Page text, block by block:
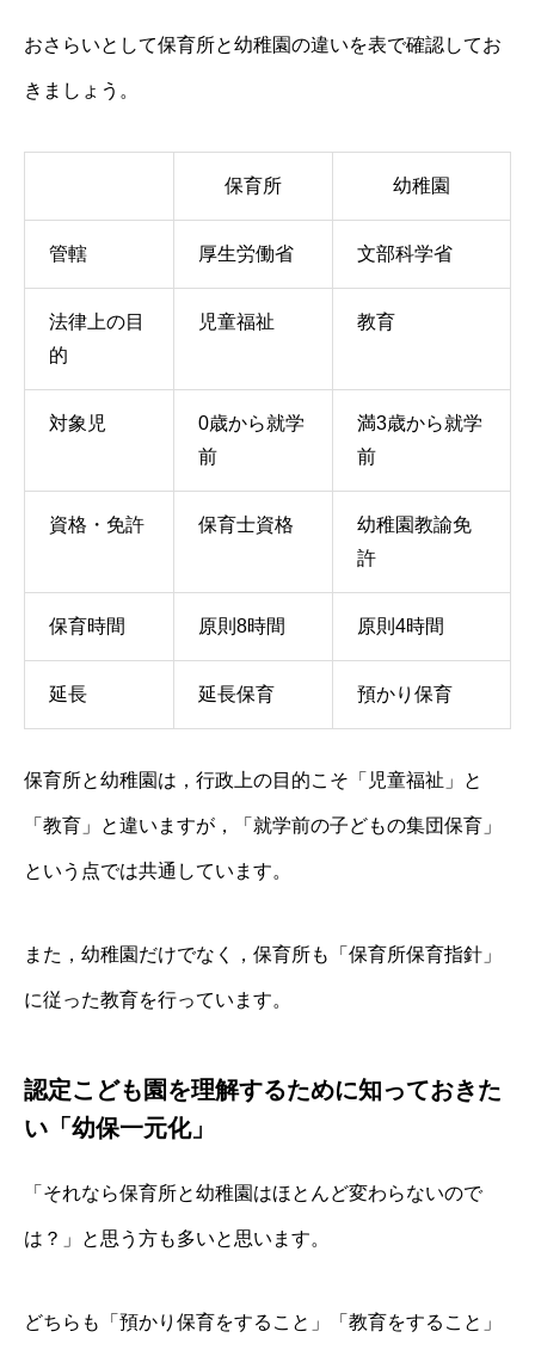
おさらいとして保育所と幼稚園の違いを表で確認してお
きましょう。
保育所 幼稚園
管轄 厚生労働省 文部科学省
法律上の目
的
児童福祉 教育
対象児
0歳から就学
前
満3歳から就学
前
資格・免許 保育士資格
幼稚園教諭免
許
保育時間 原則8時間 原則4時間
延長 延長保育 預かり保育
保育所と幼稚園は，行政上の目的こそ「児童福祉」と
「教育」と違いますが，「就学前の子どもの集団保育」
という点では共通しています。
また，幼稚園だけでなく，保育所も「保育所保育指針」
に従った教育を行っています。
認定こども園を理解するために知っておきた
い「幼保一元化」
「それなら保育所と幼稚園はほとんど変わらないので
は？」と思う方も多いと思います。
どちらも「預かり保育をすること」「教育をすること」